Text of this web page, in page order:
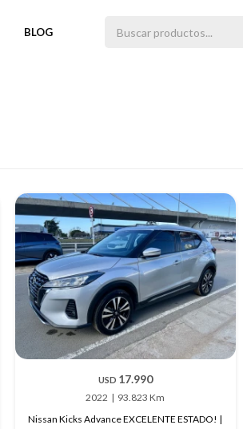
BLOG
USD 17.990
2022
93.823 Km
Nissan Kicks Advance EXCELENTE ESTADO! |